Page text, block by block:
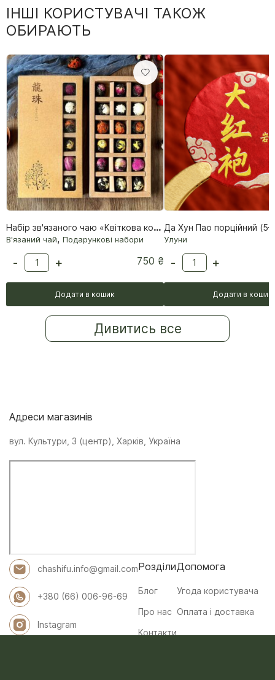
ІНШІ КОРИСТУВАЧІ ТАКОЖ
ОБИРАЮТЬ
Набір зв'язаного чаю «Квіткова колекція» (18 кульок)
В'язаний чай, Подарункові набори
750 ₴
- +
Додати в кошик
Да Хун Пао порційний
Улуни
- +
Додати в кошик
Дивитись все
Адреси магазинів
вул. Культури, 3 (центр), Харків, Україна
chashifu.info@gmail.com
+380 (66) 006-96-69
Instagram
Розділи
Блог
Про нас
Контакти
Допомога
Угода користувача
Оплата і доставка